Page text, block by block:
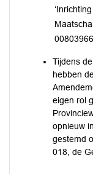
Tijdens
hebben
eigen rol
opnieuw
gestemd
018, de